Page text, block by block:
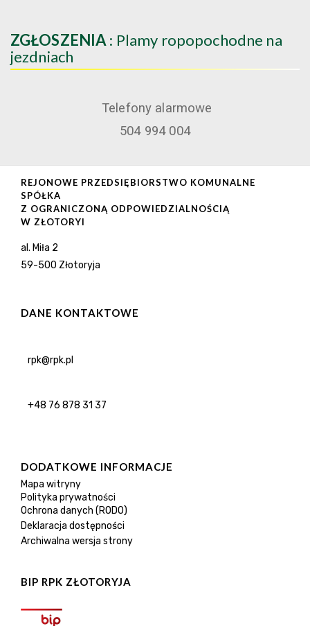
ZGŁOSZENIA : Plamy ropopochodne na
jezdniach
Telefony alarmowe
504 994 004
REJONOWE PRZEDSIĘBIORSTWO KOMUNALNE
SPÓŁKA
Z OGRANICZONĄ ODPOWIEDZIALNOŚCIĄ
W ZŁOTORYI
al. Miła 2
59-500 Złotoryja
DANE KONTAKTOWE
rpk@rpk.pl
+48 76 878 31 37
DODATKOWE INFORMACJE
Mapa witryny
Polityka prywatności
Ochrona danych (RODO)
Deklaracja dostępności
Archiwalna wersja strony
BIP RPK ZŁOTORYJA